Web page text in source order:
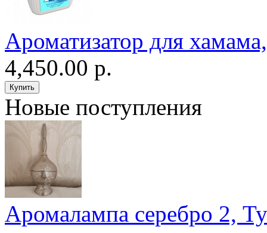
Ароматизатор для
4,450.00 р.
Новые поступления
Аромалампа серебро 2,